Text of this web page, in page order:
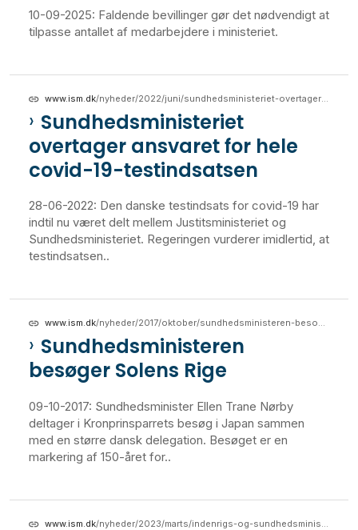
10-09-2025: Faldende bevillinger gør det nødvendigt at
tilpasse antallet af medarbejdere i ministeriet.
www.ism.dk/nyheder/2022/juni/sundhedsministeriet-overtager-ansvaret-for-hele-covid-19-testindsatsen
Sundhedsministeriet
overtager ansvaret for hele
covid-19-testindsatsen
28-06-2022: Den danske testindsats for covid-19 har
indtil nu været delt mellem Justitsministeriet og
Sundhedsministeriet. Regeringen vurderer imidlertid, at
testindsatsen..
www.ism.dk/nyheder/2017/oktober/sundhedsministeren-besoeger-solens-rige
Sundhedsministeren
besøger Solens Rige
09-10-2017: Sundhedsminister Ellen Trane Nørby
deltager i Kronprinsparrets besøg i Japan sammen
med en større dansk delegation. Besøget er en
markering af 150-året for..
www.ism.dk/nyheder/2023/marts/indenrigs-og-sundhedsministeriet-har-efterkommet-paabud-fra-arbejdstilsynet